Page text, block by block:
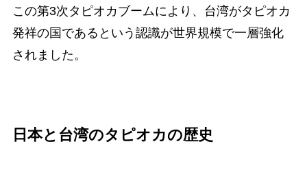
この第3次タピオカブームにより、台湾がタピオカ
発祥の国であるという認識が世界規模で一層強化
されました。
日本と台湾のタピオカの歴史